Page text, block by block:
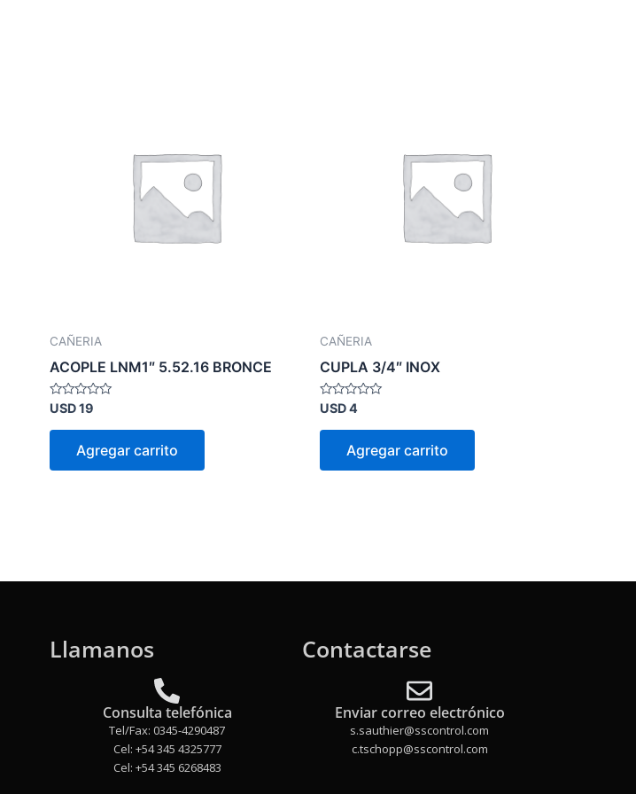
CAÑERIA
ACOPLE LNM1″ 5.52.16 BRONCE
Valorado
0
USD19
Agregar carrito
CAÑERIA
CUPLA 3/4″ INOX
Valorado
0
USD4
Agregar carrito
Llamanos
Consulta telefónica
Tel/Fax: 0345-4290487
Cel: +54 345 4325777
Cel: +54 345 6268483
Contactarse
Enviar correo electrónico
s.sauthier@sscontrol.com
c.tschopp@sscontrol.com